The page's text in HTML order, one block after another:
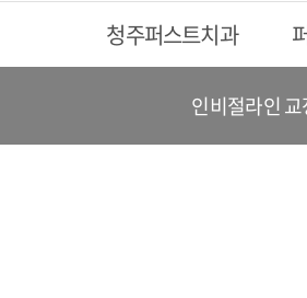
청주퍼스트치과
인비절라인 교